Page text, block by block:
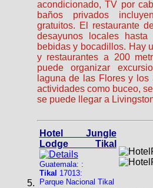
acondicionado, TV por
baños privados
gratuitos. El restaurante
desayunos locales
bebidas y bocadillos. Hay
y restaurantes a 200
puede organizar
laguna de las Flores y los
actividades como buceo,
se puede llegar a
Hotel Jungle
Lodge Tikal
Guatemala: :
Tikal 17013:
Parque Nacional Tikal